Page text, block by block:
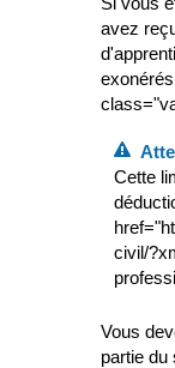
avez
Cette
civil/
Vous
partie du